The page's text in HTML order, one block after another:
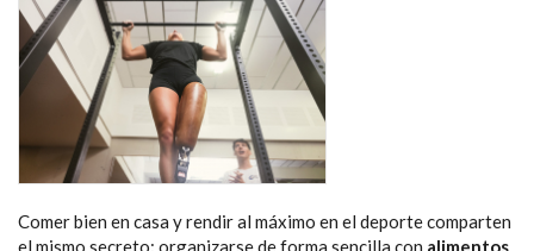
Comer bien en casa y rendir al máximo en el deporte comparten